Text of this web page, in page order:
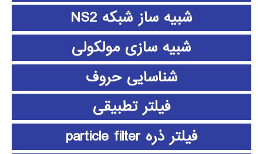
شبیه ساز شبکه NS2
شبیه سازی مولکولی
شناسایی حروف
فیلتر تطبیقی
فیلتر ذره particle filter